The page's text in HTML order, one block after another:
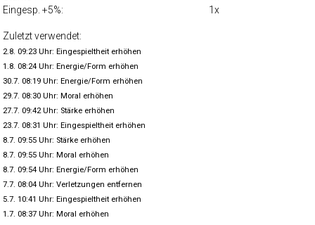
Eingesp. +5%:
1x
Zuletzt verwendet:
2.8. 09:23 Uhr: Eingespieltheit erhöhen
1.8. 08:24 Uhr: Energie/Form erhöhen
30.7. 08:19 Uhr: Energie/Form erhöhen
29.7. 08:30 Uhr: Moral erhöhen
27.7. 09:42 Uhr: Stärke erhöhen
23.7. 08:31 Uhr: Eingespieltheit erhöhen
8.7. 09:55 Uhr: Stärke erhöhen
8.7. 09:55 Uhr: Moral erhöhen
8.7. 09:54 Uhr: Energie/Form erhöhen
7.7. 08:04 Uhr: Verletzungen entfernen
5.7. 10:41 Uhr: Eingespieltheit erhöhen
1.7. 08:37 Uhr: Moral erhöhen